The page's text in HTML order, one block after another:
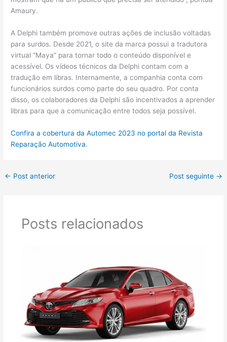
Amaury.
A Delphi também promove outras ações de inclusão voltadas
para surdos. Desde 2021, o site da marca possui a tradutora
virtual “Maya” para tornar todo o conteúdo disponível e
acessível. Os vídeos técnicos da Delphi contam com a
tradução em libras. Internamente, a companhia conta com
funcionários surdos como parte do seu quadro. Por conta
disso, os colaboradores da Delphi são incentivados a aprender
libras para que a comunicação entre todos seja possível.
Confira a cobertura da Automec 2023 no portal da Revista
Reparação Automotiva.
← Post anterior Post seguinte →
Posts relacionados